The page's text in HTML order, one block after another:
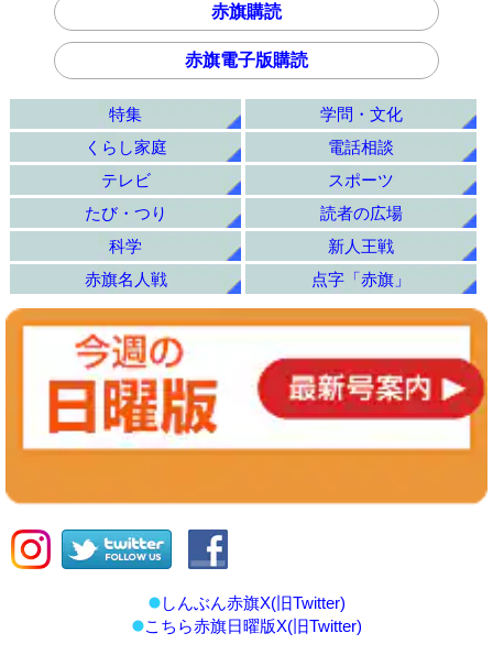
赤旗購読
赤旗電子版購読
特集
学問・文化
くらし家庭
電話相談
テレビ
スポーツ
たび・つり
読者の広場
科学
新人王戦
赤旗名人戦
点字「赤旗」
しんぶん赤旗X(旧Twitter)
こちら赤旗日曜版X(旧Twitter)